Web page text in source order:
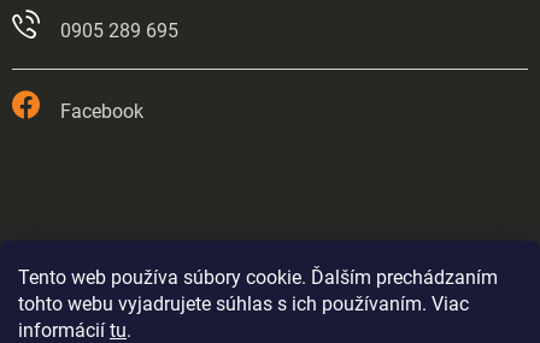
Tento web používa súbory cookie. Ďalším prechádzaním
tohto webu vyjadrujete súhlas s ich používaním. Viac
informácií tu.
0905 289 695
Facebook